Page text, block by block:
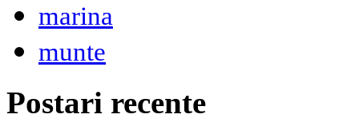
marina
munte
Postari recente